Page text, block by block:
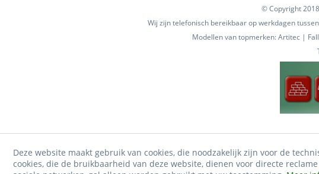
© Copyright
Wij zijn telefonisch bereikbaar op werkdagen
Modellen van topmerken: Artitec |
Deze website maakt gebruik van cookies, die noodzakelijk zijn voor de
cookies, die de bruikbaarheid van deze website, dienen voor directe